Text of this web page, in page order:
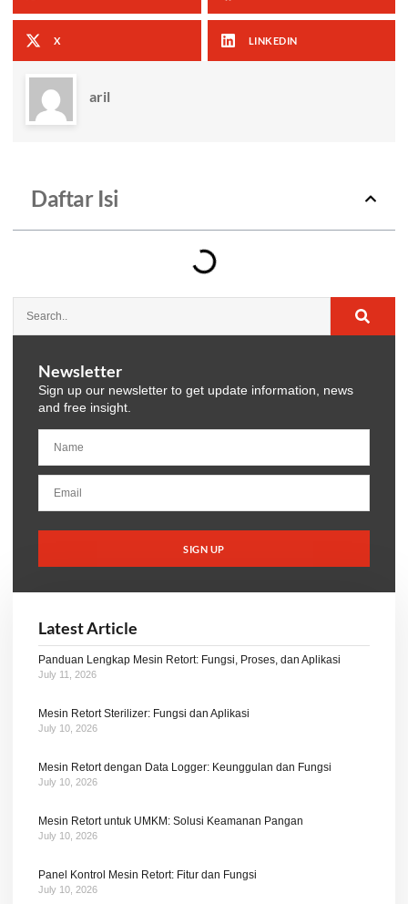
X LINKEDIN
aril
Daftar Isi
Newsletter
Sign up our newsletter to get update information, news
and free insight.
SIGN UP
Latest Article
Panduan Lengkap Mesin Retort: Fungsi, Proses, dan Aplikasi
July 11, 2026
Mesin Retort Sterilizer: Fungsi dan Aplikasi
July 10, 2026
Mesin Retort dengan Data Logger: Keunggulan dan Fungsi
July 10, 2026
Mesin Retort untuk UMKM: Solusi Keamanan Pangan
July 10, 2026
Panel Kontrol Mesin Retort: Fitur dan Fungsi
July 10, 2026